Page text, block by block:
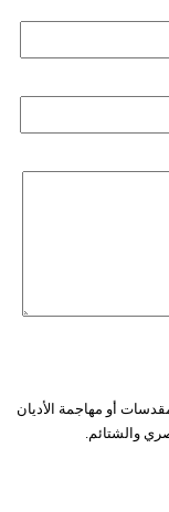
أو مهاجمة الأديان
والشتائم.